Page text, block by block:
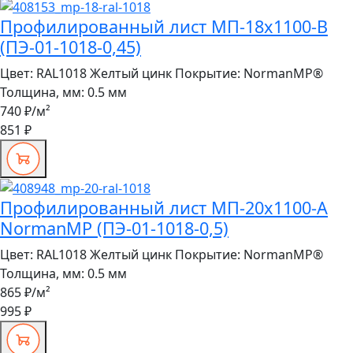
Профилированный лист МП-18x1100-B
(ПЭ-01-1018-0,45)
Цвет: RAL1018 Желтый цинк Покрытие: NormanMP®
Толщина, мм: 0.5 мм
740 ₽/м²
851 ₽
Профилированный лист МП-20x1100-A
NormanMP (ПЭ-01-1018-0,5)
Цвет: RAL1018 Желтый цинк Покрытие: NormanMP®
Толщина, мм: 0.5 мм
865 ₽/м²
995 ₽